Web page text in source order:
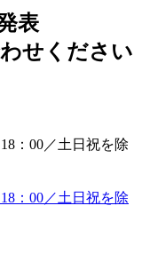
表
せください
：00／土日祝を除
：00／土日祝を除